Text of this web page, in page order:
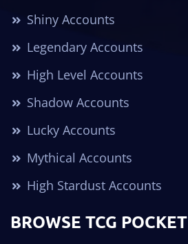
Shiny Accounts
Legendary Accounts
High Level Accounts
Shadow Accounts
Lucky Accounts
Mythical Accounts
High Stardust Accounts
BROWSE TCG POCKET